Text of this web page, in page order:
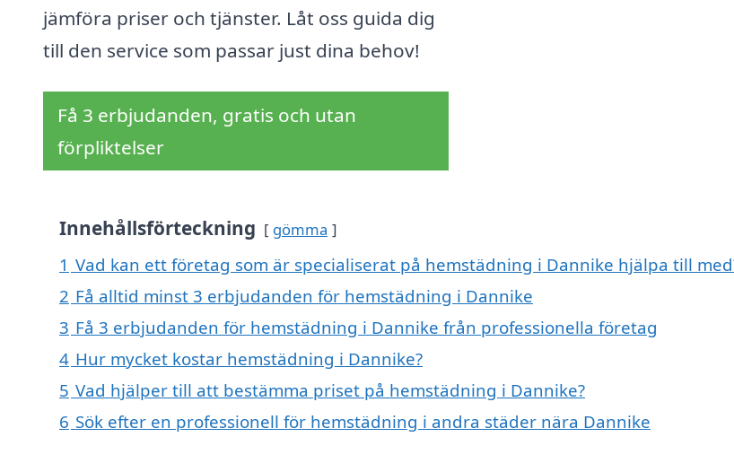
jämföra priser och tjänster. Låt oss guida dig
till den service som passar just dina behov!
Få 3 erbjudanden, gratis och utan
förpliktelser
Innehållsförteckning gömma
1 Vad kan ett företag som är specialiserat på hemstädning i Dannike hjälpa till
2 Få alltid minst 3 erbjudanden för hemstädning i Dannike
3 Få 3 erbjudanden för hemstädning i Dannike från professionella företag
4 Hur mycket kostar hemstädning i Dannike?
5 Vad hjälper till att bestämma priset på hemstädning i Dannike?
6 Sök efter en professionell för hemstädning i andra städer nära Dannike